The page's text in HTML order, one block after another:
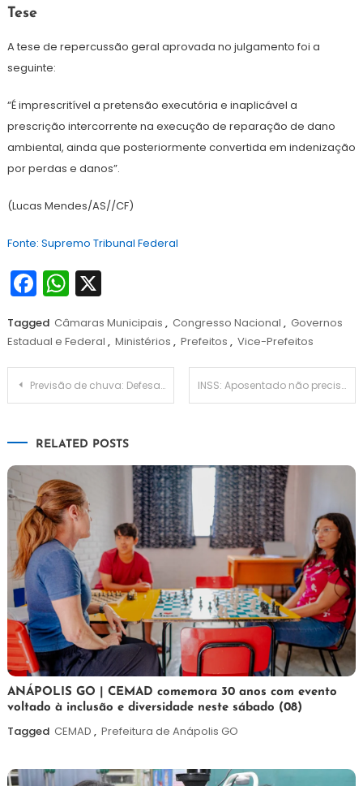
Tese
A tese de repercussão geral aprovada no julgamento foi a
seguinte:
“É imprescritível a pretensão executória e inaplicável a
prescrição intercorrente na execução de reparação de dano
ambiental, ainda que posteriormente convertida em indenização
por perdas e danos”.
(Lucas Mendes/AS//CF)
Fonte: Supremo Tribunal Federal
Facebook
WhatsApp
X
Tagged Câmaras Municipais , Congresso Nacional , Governos
Estadual e Federal , Ministérios , Prefeitos , Vice-Prefeitos
Navegação
Previsão de chuva: Defesa Civil de SP emite alerta e instala gabinete de crise a partir de quinta (24) INSS: Aposentado não precisa pedir exclusão de desconto indevido
RELATED POSTS
7
de
agosto
Maurilio
ANÁPOLIS GO | CEMAD comemora 30 anos com evento
voltado à inclusão e diversidade neste sábado (08)
Tagged CEMAD , Prefeitura de Anápolis GO